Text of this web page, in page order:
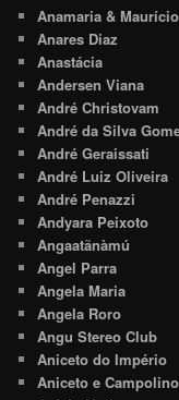
Anamaria & Maurício
Anares Diaz
Anastácia
Andersen Viana
André Christovam
André da Silva
André Geraissati
André Luiz Oliveira
André Penazzi
Andyara Peixoto
Angaatãnàmú
Angel Parra
Angela Maria
Angela Roro
Angu Stereo Club
Aniceto do Império
Aniceto e Campolino